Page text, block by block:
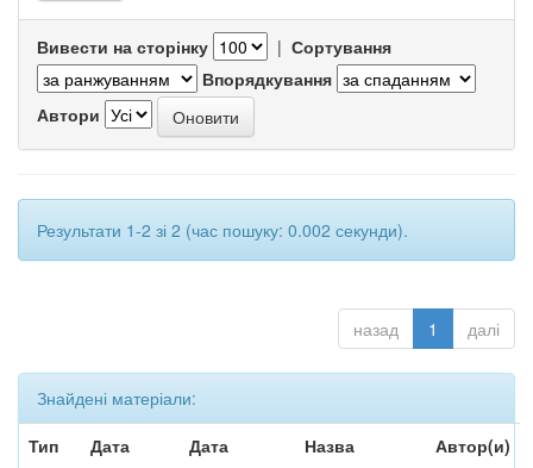
Вивести на сторінку | Сортування
Впорядкування
Автори
Результати 1-2 зі 2 (час пошуку: 0.002 секунди).
назад 1 далі
Знайдені матеріали:
Тип
Дата
Дата
Назва Автор(и)